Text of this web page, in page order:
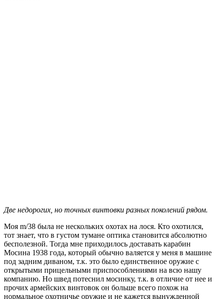
Две недорогих, но точных винтовки разных поколений рядом.
Моя m/38 была не нескольких охотах на лося. Кто охотился,
тот знает, что в густом тумане оптика становится абсолютно
бесполезной. Тогда мне приходилось доставать карабин
Мосина 1938 года, который обычно валяется у меня в машине
под задним диваном, т.к. это было единственное оружие с
открытыми прицельными приспособлениями на всю нашу
компанию. Но швед потеснил мосинку, т.к. в отличие от нее и
прочих армейских винтовок он больше всего похож на
нормальное охотничье оружие и не кажется вынужденной